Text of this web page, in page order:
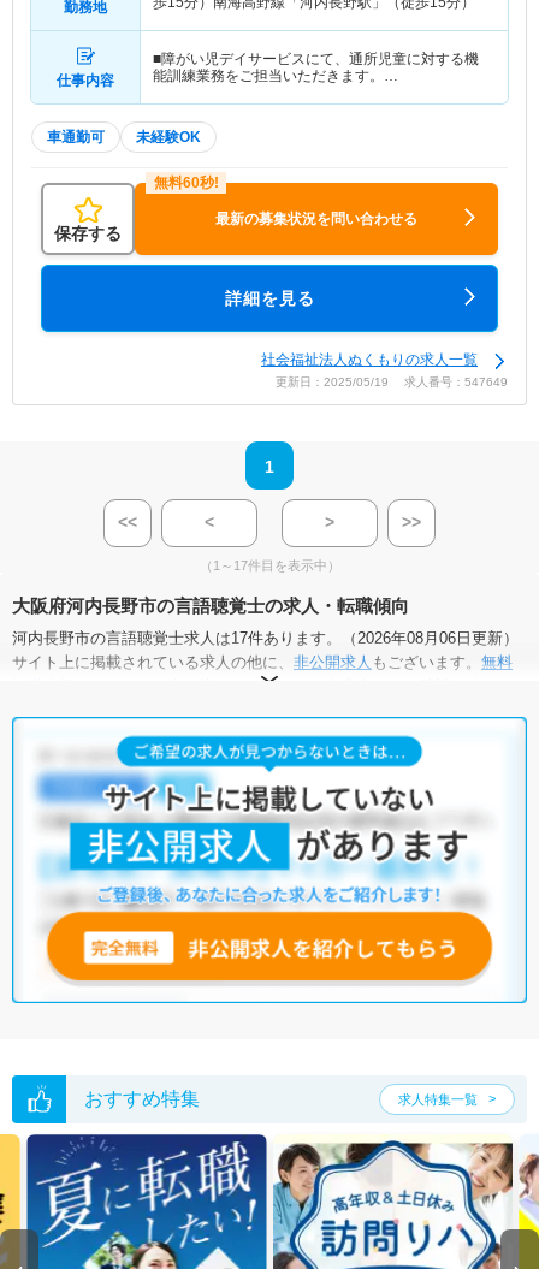
勤務地
仕事内容
■障がい児デイサービスにて、通所児童に対する機
能訓練業務をご担当いただきます。…
車通勤可 未経験OK
保存する
最新の募集状況を問い合わせる
詳細を見る
社会福祉法人ぬくもりの求人一覧
更新日：2025/05/19 求人番号：547649
1
<< < > >>
（1～17件目を表示中）
大阪府河内長野市の言語聴覚士の求人・転職傾向
河内長野市の言語聴覚士求人は17件あります。（2026年08月06日更新）
サイト上に掲載されている求人の他に、 非公開求人 もございます。 無料
にお申し込みいただくと、全求人からご希望条件に合
河内長野市の言語聴覚士求人では以下のような条件が人気です。
土日祝休・積極採用中・ 新卒OK ・ 正社員(正職員)
介護福祉施設・訪問リハビリ(在宅医療)・小児リハビリ ・
他の条件でも人気の求人がございますので、「こだわり条件」から検索
いただくか、お気軽にお問い合わせください。
全国の言語聴覚士求人から検索いただくことも可能です。
無料転職支援サービス
にお申し込みいただくと、ご希望条件をヒアリン
グした上で求人をご提案いたします。
ご希望条件がまだ定まっていない方は人気の希望条件をピックアップし
おすすめ特集 求人特集一覧